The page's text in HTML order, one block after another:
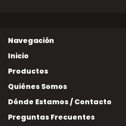
Inicio
Productos
Quiénes Somos
Dónde Estamos / Contacto
Preguntas Frecuentes